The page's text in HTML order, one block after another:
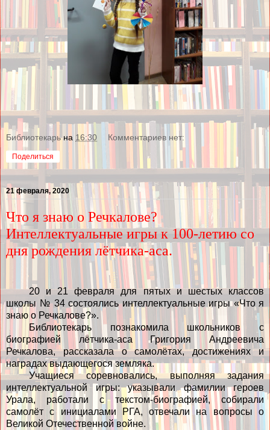
Библиотекарь на 16:30 Комментариев нет:
Поделиться
21 февраля, 2020
Что я знаю о Речкалове?
Интеллектуальные игры к 100-летию со
дня рождения лётчика-аса.
20 и 21 февраля для пятых и шестых классов
школы № 34 состоялись интеллектуальные игры «Что я
знаю о Речкалове?».
Библиотекарь познакомила школьников с
биографией лётчика-аса Григория Андреевича
Речкалова, рассказала о самолётах, достижениях и
наградах выдающегося земляка.
Учащиеся соревновались, выполняя задания
интеллектуальной игры: указывали фамилии героев
Урала, работали с текстом-биографией, собирали
самолёт с инициалами РГА, отвечали на вопросы о
Великой Отечественной войне.